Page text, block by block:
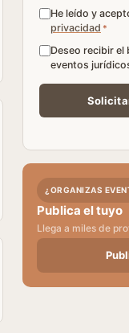
He leído y
privacidad *
Deseo recibir el
eventos
¿ORGANIZAS
Publica el tuyo
Llega a miles de